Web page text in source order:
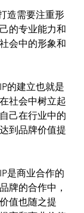
造需要注重形
的专业能力和
会中的形象和
的建立也就是
社会中树立起
己在行业中的
到品牌价值提
是商业合作的
牌的合作中，
值也随之提